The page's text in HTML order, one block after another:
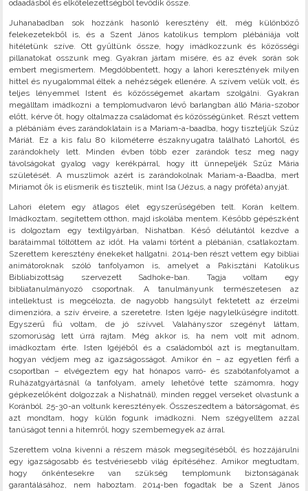
odaadásból és elkötelezettségből tevődik össze.
Juhanabadban sok hozzánk hasonló keresztény élt, még különböző
felekezetekből is, és a Szent János katolikus templom plébániája volt
hitéletünk szíve. Ott gyűltünk össze, hogy imádkozzunk és közösségi
pillanatokat osszunk meg. Gyakran jártam misére, és az évek során sok
embert megismertem. Megdöbbentett, hogy a lahori keresztények milyen
hittel és nyugalommal éltek a nehézségek ellenére. A szívem velük volt, és
teljes lényemmel Istent és közösségemet akartam szolgálni. Gyakran
megálltam imádkozni a templomudvaron lévő barlangban álló Mária-szobor
előtt, kérve őt, hogy oltalmazza családomat és közösségünket. Részt vettem
a plébániám éves zarándoklatain is a Mariam-a-baadba, hogy tiszteljük Szűz
Máriát. Ez a kis falu 80 kilométerre északnyugatra található Lahortól, és
zarándokhely lett. Minden évben több ezer zarándok tesz meg nagy
távolságokat gyalog vagy kerékpárral, hogy itt ünnepeljék Szűz Mária
születését. A muszlimok azért is zarándokolnak Mariam-a-Baadba, mert
Miriamot ők is elismerik és tisztelik, mint Isa (Jézus, a nagy próféta) anyját.
Lahori életem egy átlagos élet egyszerűségében telt. Korán keltem.
Imádkoztam, segítettem otthon, majd iskolába mentem. Később gépészként
is dolgoztam egy textilgyárban, Nishatban. Késő délutántól kezdve a
barátaimmal töltöttem az időt. Ha valami történt a plébánián, csatlakoztam.
Szerettem keresztény énekeket hallgatni. 2014-ben részt vettem egy bibliai
animátoroknak szóló tanfolyamon is, amelyet a Pakisztáni Katolikus
Bibliabizottság szervezett Sadhoke-ban. Tagja voltam egy
bibliatanulmányozó csoportnak. A tanulmányunk természetesen az
intellektust is megcélozta, de nagyobb hangsúlyt fektetett az érzelmi
dimenzióra, a szív érveire, a szeretetre. Isten Igéje nagylelkűségre indított.
Egyszerű fiú voltam, de jó szívvel. Valahányszor szegényt láttam,
szomorúság lett úrrá rajtam. Még akkor is, ha nem volt mit adnom,
imádkoztam érte. Isten Igéjéből és a családomból azt is megtanultam,
hogyan védjem meg az igazságosságot. Amikor én – az egyetlen férfi a
csoportban – elvégeztem egy hat hónapos varró- és szabótanfolyamot a
Ruházatgyártásnál (a tanfolyam, amely lehetővé tette számomra, hogy
gépkezelőként dolgozzak a Nishatnál), minden reggel verseket olvastunk a
Koránból. 25-30-an voltunk keresztények. Összeszedtem a bátorságomat, és
azt mondtam, hogy külön fogunk imádkozni. Nem szégyelltem azzal
tanúságot tenni a hitemről, hogy szembemegyek az árral.
Szerettem volna kivenni a részem mások megsegítéséből, és hozzájárulni
egy igazságosabb és testvériesebb világ építéséhez. Amikor megtudtam,
hogy önkéntesekre van szükség templomunk biztonságának
garantálásához, nem haboztam. 2014-ben fogadtak be a Szent János